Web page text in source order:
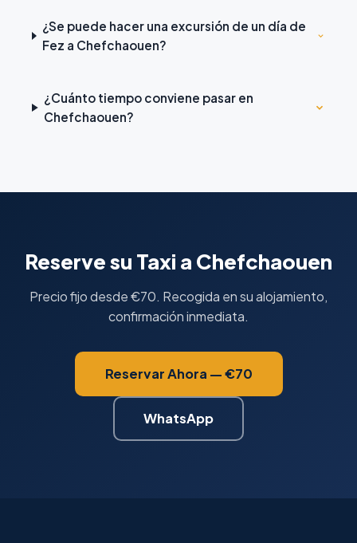
¿Se puede hacer una excursión de un día de
Fez a Chefchaouen?
¿Cuánto tiempo conviene pasar en
Chefchaouen?
Reserve su Taxi a Chefchaouen
Precio fijo desde €70. Recogida en su alojamiento,
confirmación inmediata.
Reservar Ahora — €70
WhatsApp